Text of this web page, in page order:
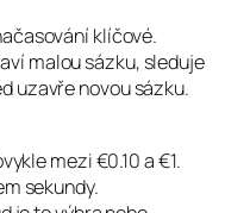
klíčové.
malou sázku, sleduje
uzavře novou sázku.
mezi €0.10 a €1.
sekundy.